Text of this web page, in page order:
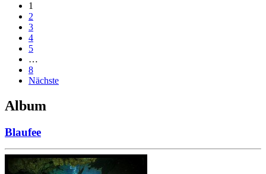
1
2
3
4
5
…
8
Nächste
Album
Blaufee